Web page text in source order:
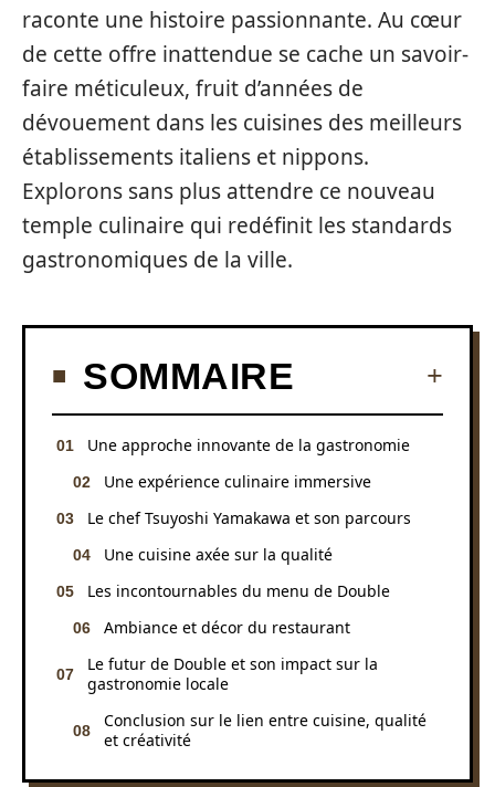
raconte une histoire passionnante. Au cœur
de cette offre inattendue se cache un savoir-
faire méticuleux, fruit d’années de
dévouement dans les cuisines des meilleurs
établissements italiens et nippons.
Explorons sans plus attendre ce nouveau
temple culinaire qui redéfinit les standards
gastronomiques de la ville.
SOMMAIRE
Une approche innovante de la gastronomie
Une expérience culinaire immersive
Le chef Tsuyoshi Yamakawa et son parcours
Une cuisine axée sur la qualité
Les incontournables du menu de Double
Ambiance et décor du restaurant
Le futur de Double et son impact sur la
gastronomie locale
Conclusion sur le lien entre cuisine, qualité
et créativité